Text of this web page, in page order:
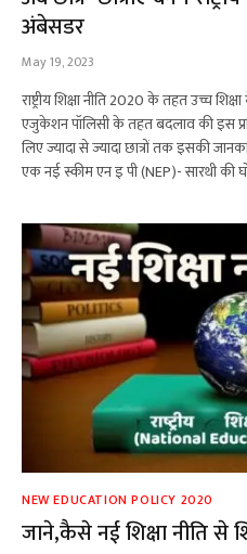
अंबेसडर
May 19, 2023
राष्ट्रीय शिक्षा नीति 2020 के तहत उच्च
एजुकेशन पॉलिसी के तहत बदलाव की इस
लिए ज्यादा से ज्यादा छात्रों तक इसकी
एक नई स्कीम एन इ पी (NEP)- सारथी की
NEW EDUCATION POLICY 2020
जाने,कैसे नई शिक्षा नीति से